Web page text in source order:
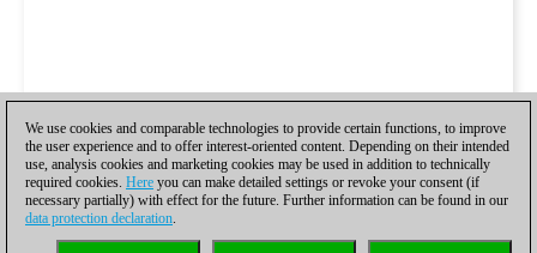
We use cookies and comparable technologies to provide certain functions, to improve
the user experience and to offer interest-oriented content. Depending on their intended
use, analysis cookies and marketing cookies may be used in addition to technically
required cookies. Here you can make detailed settings or revoke your consent (if
necessary partially) with effect for the future. Further information can be found in our
data protection declaration.